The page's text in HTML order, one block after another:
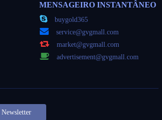
MENSAGEIRO INSTANTÂNEO
buygold365
service@gvgmall.com
market@gvgmall.com
advertisement@gvgmall.com